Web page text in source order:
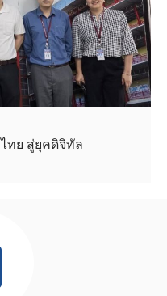
ทย สู่ยุคดิจิทัล